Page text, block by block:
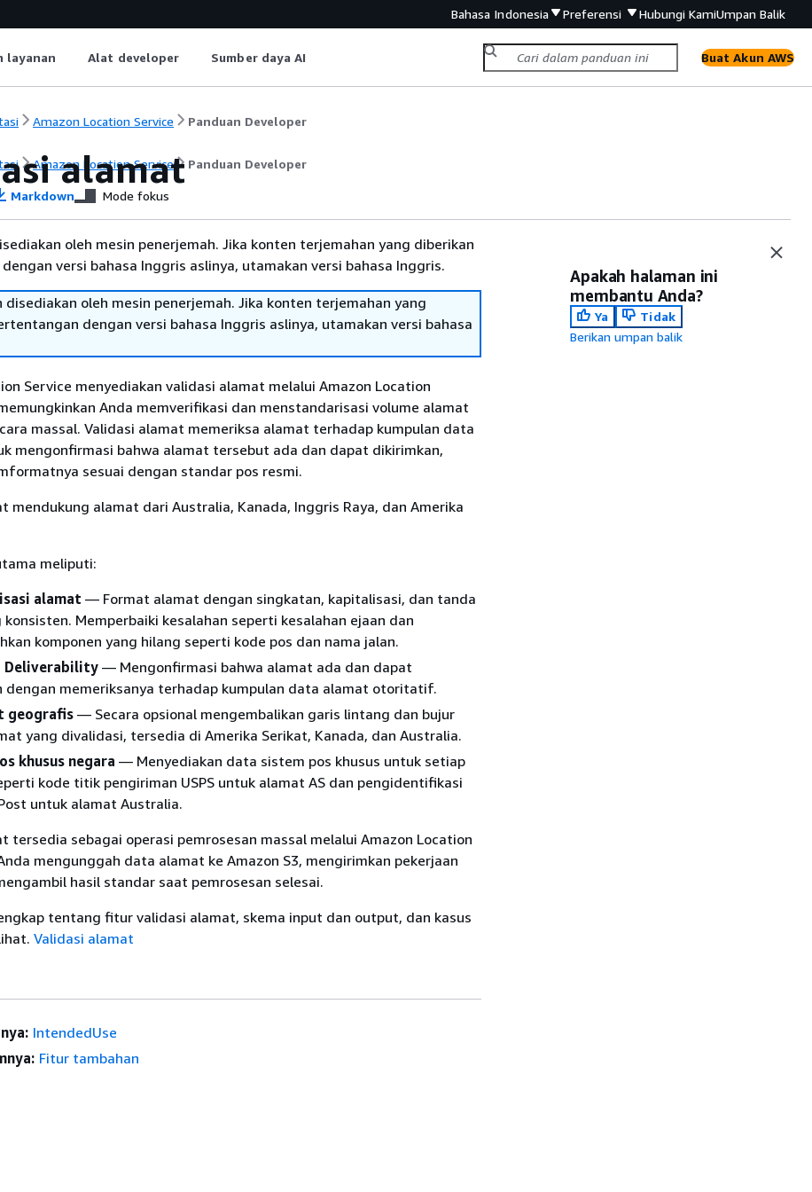
Bahasa Indonesia Preferensi Hubungi KamiUmpan Balik
layanan Alat developer Sumber daya AI Buat Akun AWS
Amazon Location Service Panduan Developer
Amazon Location Service Panduan Developer
alamat
Markdown Mode fokus
oleh mesin penerjemah. Jika konten terjemahan yang diberikan
versi bahasa Inggris aslinya, utamakan versi bahasa Inggris.
disediakan oleh mesin penerjemah. Jika konten terjemahan yang
dengan versi bahasa Inggris aslinya, utamakan versi bahasa
Service menyediakan validasi alamat melalui Amazon Location
Anda memverifikasi dan menstandarisasi volume alamat
massal. Validasi alamat memeriksa alamat terhadap kumpulan data
mengonfirmasi bahwa alamat tersebut ada dan dapat dikirimkan,
sesuai dengan standar pos resmi.
mendukung alamat dari Australia, Kanada, Inggris Raya, dan Amerika
meliputi:
alamat — Format alamat dengan singkatan, kapitalisasi, dan tanda
konsisten. Memperbaiki kesalahan seperti kesalahan ejaan dan
komponen yang hilang seperti kode pos dan nama jalan.
Deliverability— Mengonfirmasi bahwa alamat ada dan dapat
dengan memeriksanya terhadap kumpulan data alamat otoritatif.
geografis — Secara opsional mengembalikan garis lintang dan bujur
yang divalidasi, tersedia di Amerika Serikat, Kanada, dan Australia.
khusus negara — Menyediakan data sistem pos khusus untuk setiap
kode titik pengiriman USPS untuk alamat AS dan pengidentifikasi
untuk alamat Australia.
tersedia sebagai operasi pemrosesan massal melalui Amazon Location
mengunggah data alamat ke Amazon S3, mengirimkan pekerjaan
hasil standar saat pemrosesan selesai.
tentang fitur validasi alamat, skema input dan output, dan kasus
Validasi alamat
Apakah halaman ini
membantu Anda?
Ya
Tidak
Berikan umpan balik
IntendedUse
Fitur tambahan